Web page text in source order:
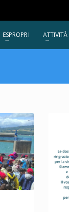
ESPROPRI ATTIVITÀ